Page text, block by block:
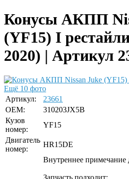
Конусы АКПП
(YF15) I
2020) | Артикул
Ещё 10 фото
Артикул:
23661
OEM:
310203JX5B
Кузов
номер:
YF15
Двигатель
номер:
HR15DE
Внутреннее
Запчасть подходит: